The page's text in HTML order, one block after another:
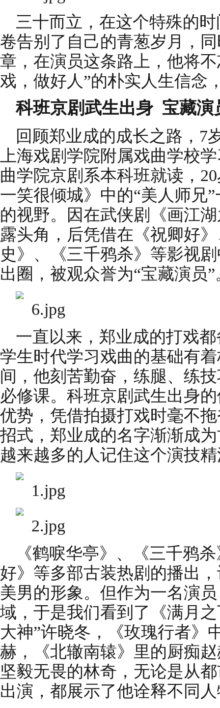
三十而立，在这个特殊的
卷告别了自己的青葱岁月，
章，在演员这条路上，他将
戏，做好人”的朴实人生信念
科班京剧武生出身 宝藏演
回顾郑业成的成长之路，7
上海戏剧学院附属戏曲学校
曲学院京剧系本科班就读，
一笑很倾城》中的“美人师兄
的视野。因在武侠剧《画江
露头角，后凭借在《祝卿好
史》、《三千鸦杀》等影视
出圈，被观众誉为“宝藏演员”
一直以来，郑业成的打戏
学生时代学习戏曲的基础有
间，他刻苦勤奋，练腿、练
必修课。科班京剧武生出身
优势，凭借拍摄打戏时毫不
招式，郑业成的名字渐渐成
越来越多的人记住这个演技
《鹤唳华亭》、《三千鸦
好》等多部古装热剧的播出
美男的形象。但作为一名演
域，于是我们看到了《满月
大神”许晓冬，《玫瑰行者》
赫，《北辙南辕》里的厨痴
坚毅无畏的林奇，无论是从
出演，都展示了他诠释不同